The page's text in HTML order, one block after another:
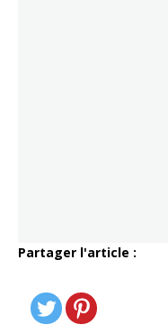
Partager l'article :